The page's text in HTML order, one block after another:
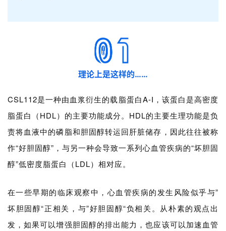
理论上是这样的……
CSL112是一种由血浆衍生的载脂蛋白A-I，该蛋白是高密度
脂蛋白（HDL）的主要功能成分。HDL的主要生理功能是负
责将血液中的磷脂和胆固醇转运回肝脏储存，因此往往被称
作“好胆固醇”，与另一种会导致一系列心血管疾病的“坏胆固
醇”低密度脂蛋白（LDL）相对应。
在一些早期的临床观察中，心血管疾病的发生风险似乎与”
坏胆固醇“正相关，与”好胆固醇“负相关。从朴素的观点出
发，如果可以增强胆固醇的排出能力，也应该可以加速血管